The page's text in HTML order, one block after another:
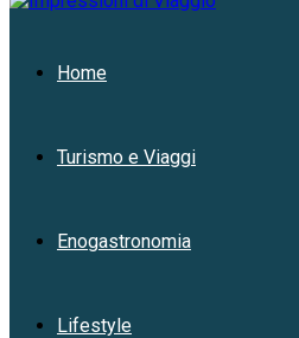
Home
Turismo e Viaggi
Enogastronomia
Lifestyle